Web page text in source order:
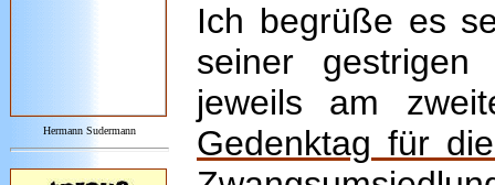
Hermann Sudermann
Ich begrüße es
seiner
jeweils am
Gedenktag für